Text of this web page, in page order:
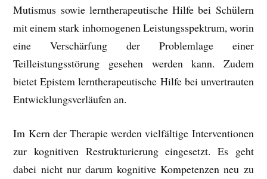
Mutismus sowie lerntherapeutische Hilfe bei Schülern
mit einem stark inhomogenen Leistungsspektrum, worin
eine Verschärfung der Problemlage einer
Teilleistungsstörung gesehen werden kann. Zudem
bietet Epistem lerntherapeutische Hilfe bei unvertrauten
Entwicklungsverläufen an.
Im Kern der Therapie werden vielfältige Interventionen
zur kognitiven Restrukturierung eingesetzt. Es geht
dabei nicht nur darum kognitive Kompetenzen neu zu